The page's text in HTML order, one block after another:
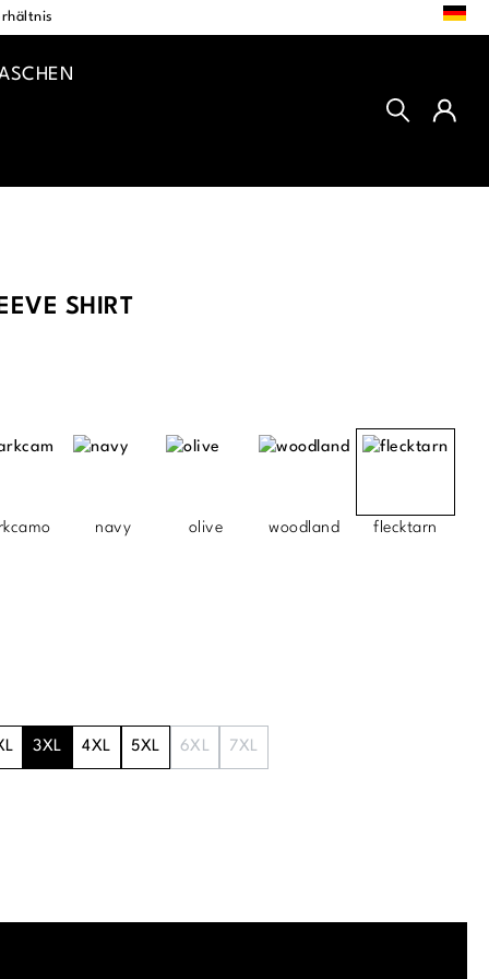
SHIRT
navy olive woodland flecktarn
3XL 4XL 5XL 6XL 7XL